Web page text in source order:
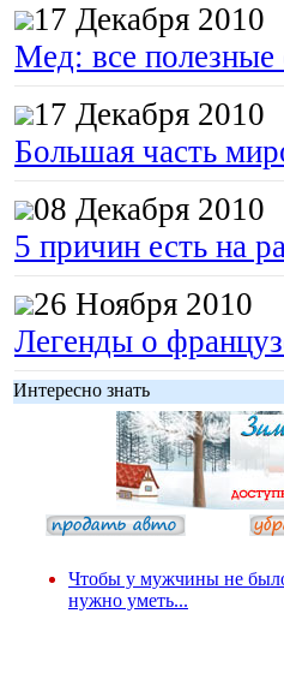
17 Декабря 2010
Мед: все полезные
17 Декабря 2010
Большая часть
08 Декабря 2010
5 причин есть на
26 Ноября 2010
Легенды о
Интересно знать
Чтобы у мужчины не
нужно уметь...